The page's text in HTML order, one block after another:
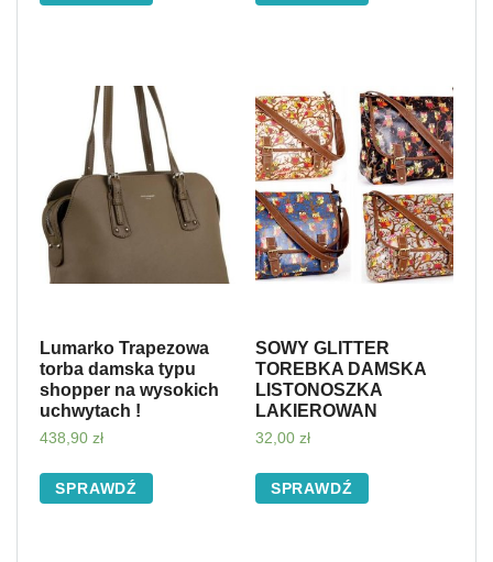
Lumarko Trapezowa
torba damska typu
shopper na wysokich
uchwytach !
438,90 zł
SPRAWDŹ
SOWY GLITTER
TOREBKA DAMSKA
LISTONOSZKA
LAKIEROWAN
32,00 zł
SPRAWDŹ